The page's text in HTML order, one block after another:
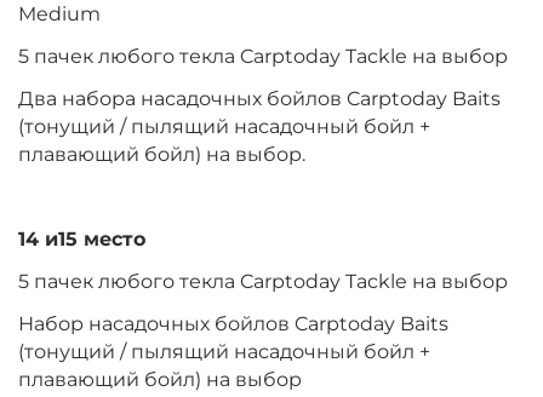
Medium
5 пачек любого текла Carptoday Tackle на выбор
Два набора насадочных бойлов Carptoday Baits
(тонущий / пылящий насадочный бойл +
плавающий бойл) на выбор.
14 и15 место
5 пачек любого текла Carptoday Tackle на выбор
Набор насадочных бойлов Carptoday Baits
(тонущий / пылящий насадочный бойл +
плавающий бойл) на выбор